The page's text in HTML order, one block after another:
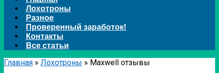
Лохотроны
Разное
Проверенный заработок!
Контакты
Все статьи
Главная » Лохотроны » Maxwell отзывы